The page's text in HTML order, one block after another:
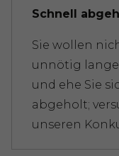
Schnell
Sie wollen
unnötig lange
und ehe Sie
abgeholt;
unseren